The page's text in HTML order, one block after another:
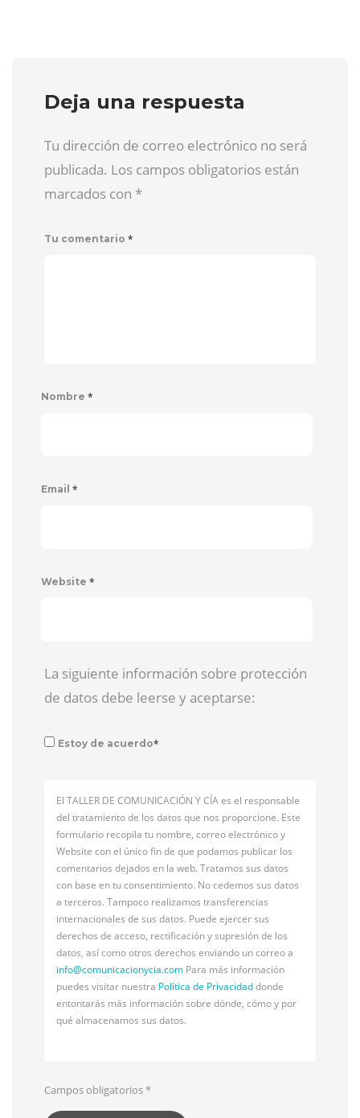
Deja una respuesta
Tu dirección de correo electrónico no será
publicada. Los campos obligatorios están
marcados con *
Tu comentario *
Nombre *
Email *
Website *
La siguiente información sobre protección
de datos debe leerse y aceptarse:
Estoy de acuerdo*
El TALLER DE COMUNICACIÓN Y CÍA es el responsable
del tratamiento de los datos que nos proporcione. Este
formulario recopila tu nombre, correo electrónico y
Website con el único fin de que podamos publicar los
comentarios dejados en la web. Tratamos sus datos
con base en tu consentimiento. No cedemos sus datos
a terceros. Tampoco realizamos transferencias
internacionales de sus datos. Puede ejercer sus
derechos de acceso, rectificación y supresión de los
datos, así como otros derechos enviando un correo a
info@comunicacionycia.com Para más información
puedes visitar nuestra Política de Privacidaddonde
entontarás más información sobre dónde, cómo y por
qué almacenamos sus datos.
Campos obligatorios*